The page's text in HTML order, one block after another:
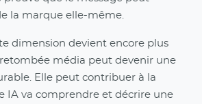
la marque elle-même.
dimension devient encore plus
média peut devenir une
Elle peut contribuer à la
IA va comprendre et décrire une